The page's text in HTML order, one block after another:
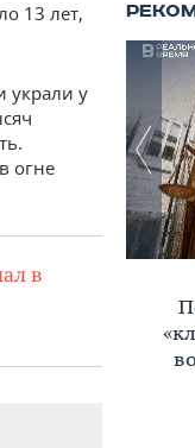
13 лет,
украли у
огне
в